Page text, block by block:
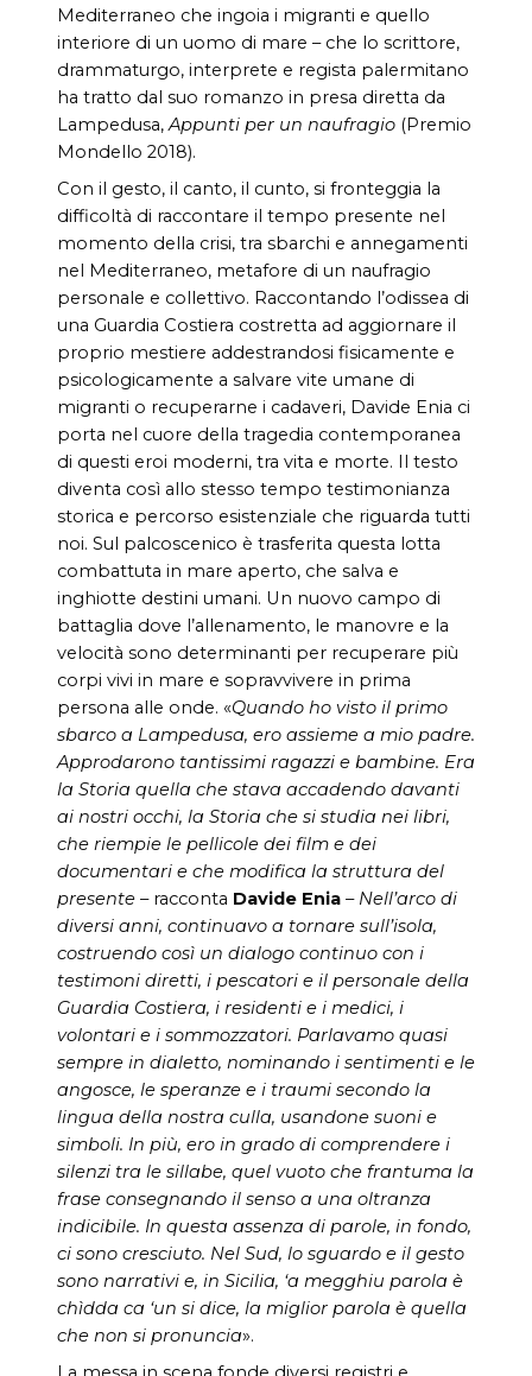
Mediterraneo che ingoia i migranti e quello
interiore di un uomo di mare – che lo scrittore,
drammaturgo, interprete e regista palermitano
ha tratto dal suo romanzo in presa diretta da
Lampedusa,Appunti per un naufragio (Premio
Mondello 2018).
Con il gesto, il canto, il cunto, si fronteggia la
difficoltà di raccontare il tempo presente nel
momento della crisi, tra sbarchi e annegamenti
nel Mediterraneo, metafore di un naufragio
personale e collettivo. Raccontando l’odissea di
una Guardia Costiera costretta ad aggiornare il
proprio mestiere addestrandosi fisicamente e
psicologicamente a salvare vite umane di
migranti o recuperarne i cadaveri, Davide Enia ci
porta nel cuore della tragedia contemporanea
di questi eroi moderni, tra vita e morte. Il testo
diventa così allo stesso tempo testimonianza
storica e percorso esistenziale che riguarda tutti
noi. Sul palcoscenico è trasferita questa lotta
combattuta in mare aperto, che salva e
inghiotte destini umani. Un nuovo campo di
battaglia dove l’allenamento, le manovre e la
velocità sono determinanti per recuperare più
corpi vivi in mare e sopravvivere in prima
persona alle onde. «Quando ho visto il primo
sbarco a Lampedusa, ero assieme a mio padre.
Approdarono tantissimi ragazzi e bambine. Era
la Storia quella che stava accadendo davanti
ai nostri occhi, la Storia che si studia nei libri,
che riempie le pellicole dei film e dei
documentari e che modifica la struttura del
presente – racconta Davide Enia – Nell’arco di
diversi anni, continuavo a tornare sull’isola,
costruendo così un dialogo continuo con i
testimoni diretti, i pescatori e il personale della
Guardia Costiera, i residenti e i medici, i
volontari e i sommozzatori. Parlavamo quasi
sempre in dialetto, nominando i sentimenti e le
angosce, le speranze e i traumi secondo la
lingua della nostra culla, usandone suoni e
simboli. In più, ero in grado di comprendere i
silenzi tra le sillabe, quel vuoto che frantuma la
frase consegnando il senso a una oltranza
indicibile. In questa assenza di parole, in fondo,
ci sono cresciuto. Nel Sud, lo sguardo e il gesto
sono narrativi e, in Sicilia, ‘a megghiu parola è
chìdda ca ‘un si dice, la miglior parola è quella
che non si pronuncia».